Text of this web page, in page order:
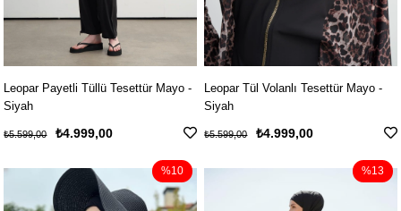
Leopar Payetli Tüllü Tesettür Mayo -
Siyah
₺4.999,00
₺5.599,00
Leopar Tül Volanlı Tesettür Mayo -
Siyah
₺4.999,00
₺5.599,00
%10 %13